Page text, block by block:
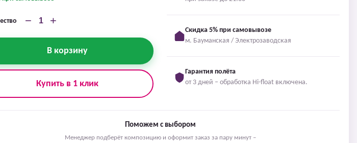
− +
В корзину
Купить в 1 клик
Скидка 5% при самовывозе
м. Бауманская / Электрозаводская
Гарантия полёта
от 3 дней – обработка Hi-float включена.
Поможем с выбором
Менеджер подберёт композицию и оформит заказ за пару минут –